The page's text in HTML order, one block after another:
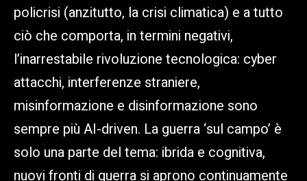
policrisi (anzitutto, la crisi climatica) e a tutto
ciò che comporta, in termini negativi,
l’inarrestabile rivoluzione tecnologica: cyber
attacchi, interferenze straniere,
misinformazione e disinformazione sono
sempre più AI-driven. La guerra ‘sul campo’ è
solo una parte del tema: ibrida e cognitiva,
nuovi fronti di guerra si aprono continuamente